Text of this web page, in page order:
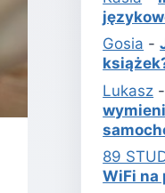
Gosia -
Lukasz
89
WiFi na